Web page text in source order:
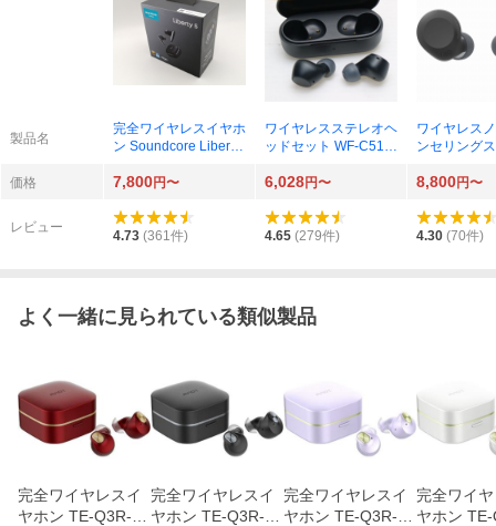
製品名
完全ワイヤレスイヤホ
ン Soundcore Liberty
イトブラック
ワイヤレスステレオヘ
ッドセット WF-C510
ワイヤレス
ンセリング
N（B） ブラ
価格 7,800円〜 6,028円〜 8,800円〜
レビュー
4.73 (361 件) 4.65 (279件) 4.30 (70件)
よく一緒に見られている類似製品
完全ワイヤレスイ
ヤホン TE-Q3R-R
完全ワイヤレスイ
ヤホン TE-Q3R-B
完全ワイヤレスイ
ヤホン TE-Q3R-LV
完全ワイ
ヤホン